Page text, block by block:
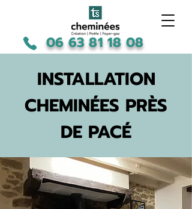
06 63 81 18 08
INSTALLATION
CHEMINÉES PRÈS
DE PACÉ